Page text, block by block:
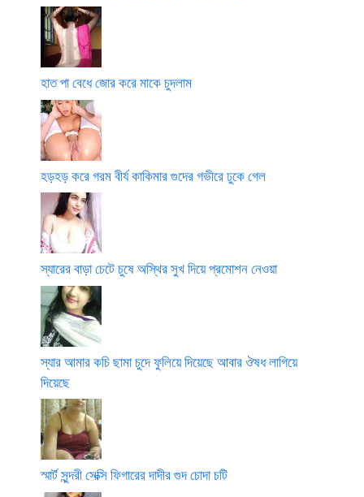
হাত পা বেধে জোর করে মাকে চুদলাম
হড়হড় করে গরম বীর্য কাকিমার গুদের গভীরে ঢুকে গেল
স্যারের বাড়া চেটে চুষে অস্থির সুখ দিয়ে প্রমোশন নেওয়া
স্যার আমার কচি ছামা চুদে ফুলিয়ে দিয়েছে আবার ঔষধ লাগিয়ে
দিয়েছে
স্মার্ট সুন্দরী সেক্সি ফিগারের দাদীর গুদ চোদা চটি